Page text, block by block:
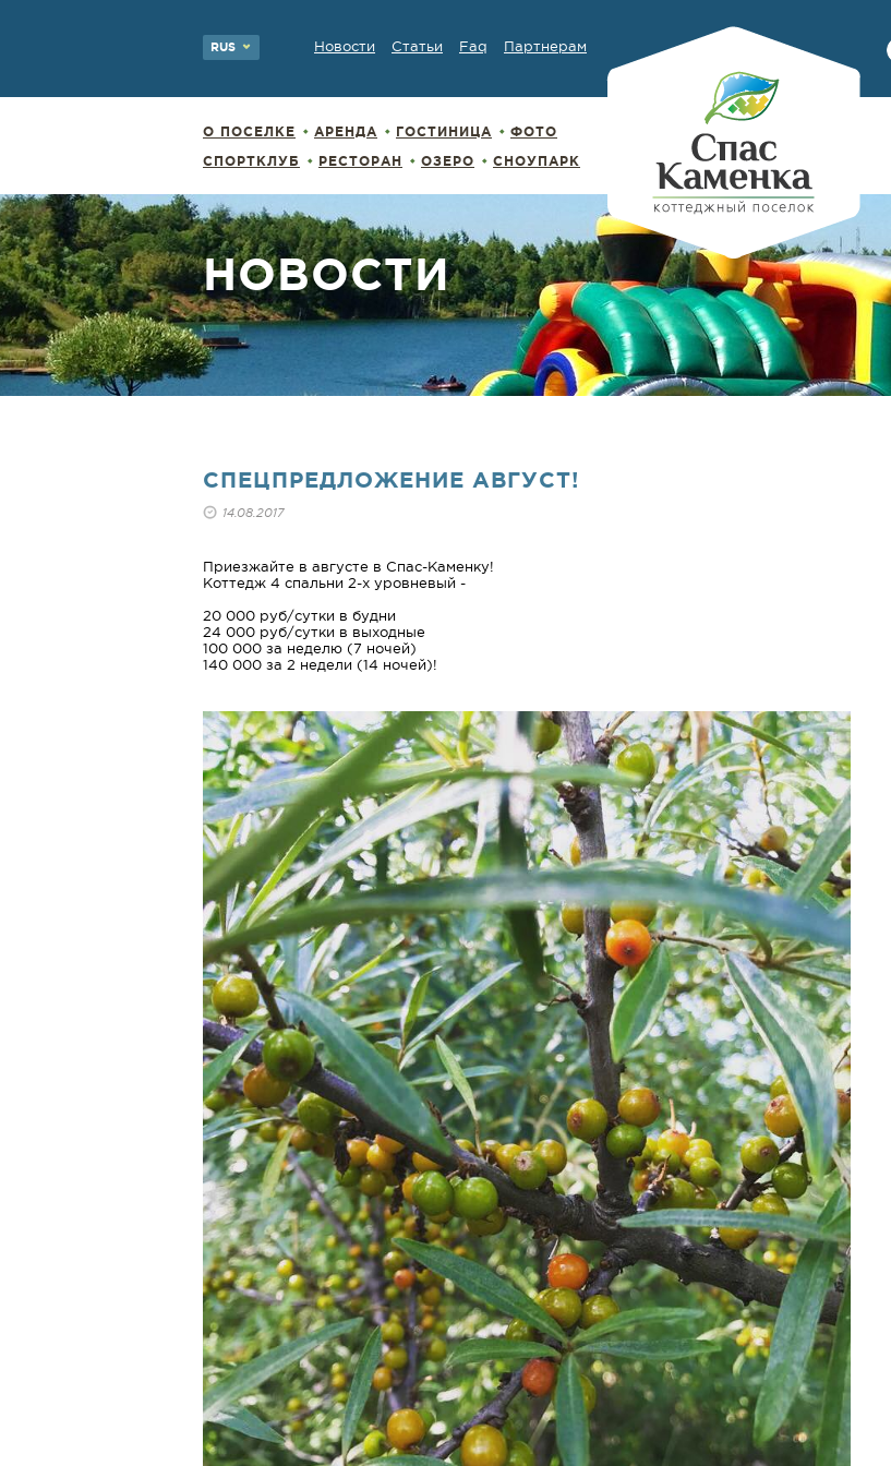
RUS Новости Статьи Faq Партнерам
О ПОСЕЛКЕ АРЕНДА ГОСТИНИЦА ФОТО
СПОРТКЛУБ РЕСТОРАН ОЗЕРО СНОУПАРК
НОВОСТИ
СПЕЦПРЕДЛОЖЕНИЕ АВГУСТ!
14.08.2017
Приезжайте в августе в Спас-Каменку!
Коттедж 4 спальни 2-х уровневый -
20 000 руб/сутки в будни
24 000 руб/сутки в выходные
100 000 за неделю (7 ночей)
140 000 за 2 недели (14 ночей)!